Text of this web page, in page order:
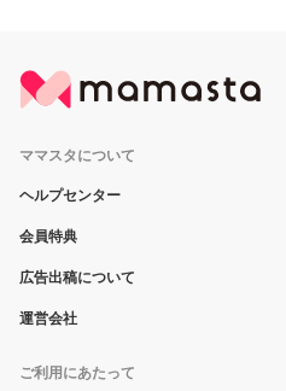
ママスタについて
ヘルプセンター
会員特典
広告出稿について
運営会社
ご利用にあたって